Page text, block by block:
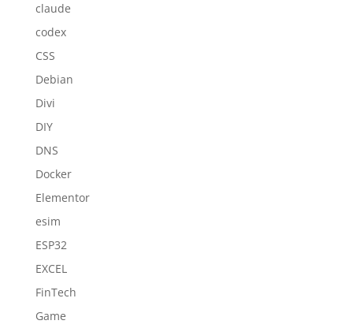
claude
codex
CSS
Debian
Divi
DIY
DNS
Docker
Elementor
esim
ESP32
EXCEL
FinTech
Game